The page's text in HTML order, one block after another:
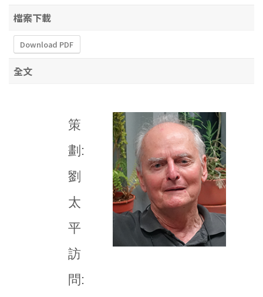
檔案下載
Download PDF
全文
策
劃:
劉
太
平
訪
問: